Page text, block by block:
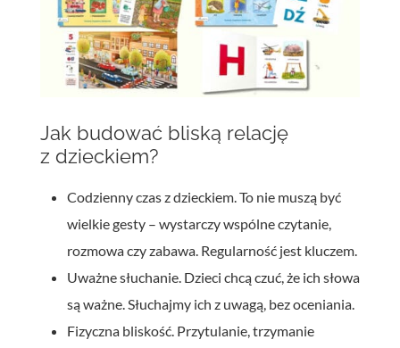
Jak budować bliską relację
z dzieckiem?
Codzienny czas z dzieckiem. To nie muszą być
wielkie gesty – wystarczy wspólne czytanie,
rozmowa czy zabawa. Regularność jest kluczem.
Uważne słuchanie. Dzieci chcą czuć, że ich słowa
są ważne. Słuchajmy ich z uwagą, bez oceniania.
Fizyczna bliskość. Przytulanie, trzymanie